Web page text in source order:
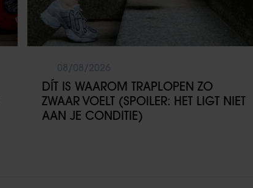
DÍT IS WAAROM TRAPLOPEN ZO
ZWAAR VOELT (SPOILER: HET LIGT NIET
AAN JE CONDITIE)